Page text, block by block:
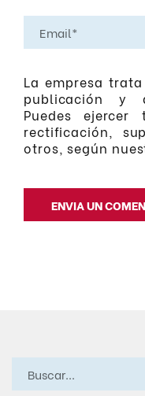
La empresa
publicación y
Puedes ejercer
rectificación,
otros, según